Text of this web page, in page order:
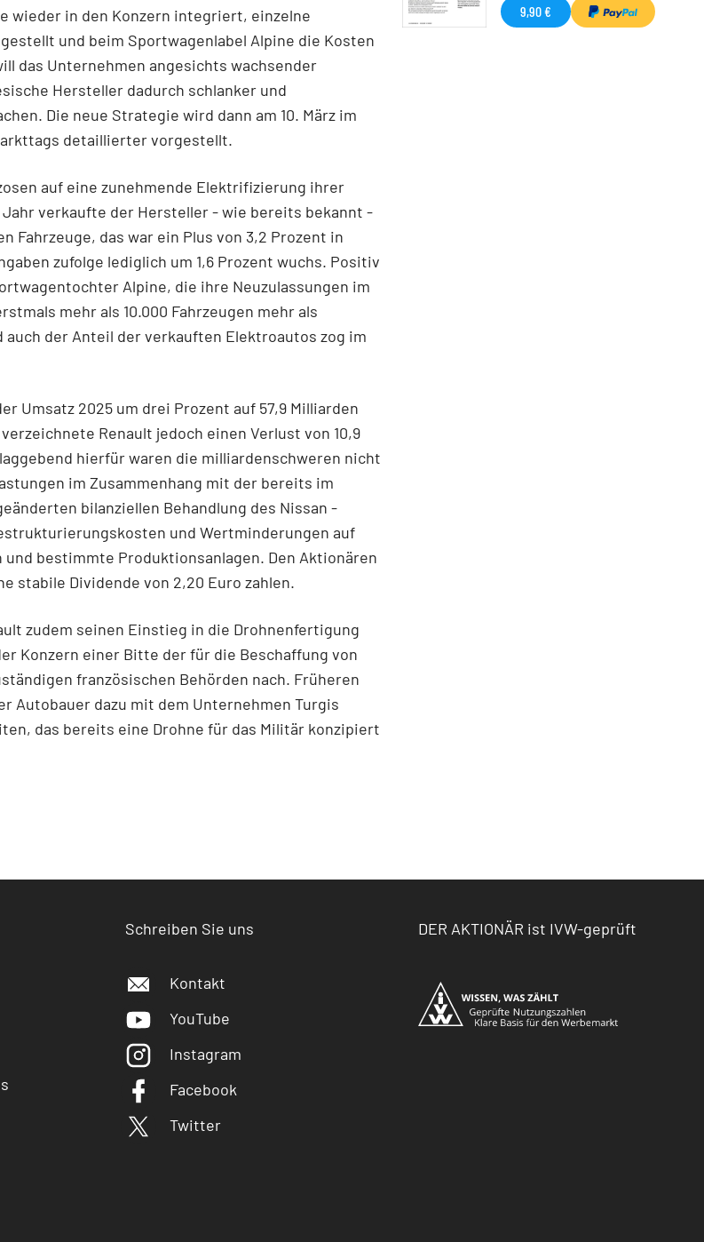
wieder in den Konzern integriert, einzelne
und beim Sportwagenlabel Alpine die Kosten
das Unternehmen angesichts wachsender
Hersteller dadurch schlanker und
Die neue Strategie wird dann am 10. März im
detaillierter vorgestellt.
auf eine zunehmende Elektrifizierung ihrer
verkaufte der Hersteller - wie bereits bekannt -
Fahrzeuge, das war ein Plus von 3,2 Prozent in
zufolge lediglich um 1,6 Prozent wuchs. Positiv
Alpine, die ihre Neuzulassungen im
mehr als 10.000 Fahrzeugen mehr als
auch der Anteil der verkauften Elektroautos zog im
Umsatz 2025 um drei Prozent auf 57,9 Milliarden
Renault jedoch einen Verlust von 10,9
hierfür waren die milliardenschweren nicht
im Zusammenhang mit der bereits im
bilanziellen Behandlung des Nissan -
und Wertminderungen auf
und bestimmte Produktionsanlagen. Den Aktionären
stabile Dividende von 2,20 Euro zahlen.
zudem seinen Einstieg in die Drohnenfertigung
Konzern einer Bitte der für die Beschaffung von
französischen Behörden nach. Früheren
Autobauer dazu mit dem Unternehmen Turgis
das bereits eine Drohne für das Militär konzipiert
9,90 €
Schreiben Sie uns
Kontakt
YouTube
Instagram
Facebook
Twitter
DER AKTIONÄR ist IVW-geprüft